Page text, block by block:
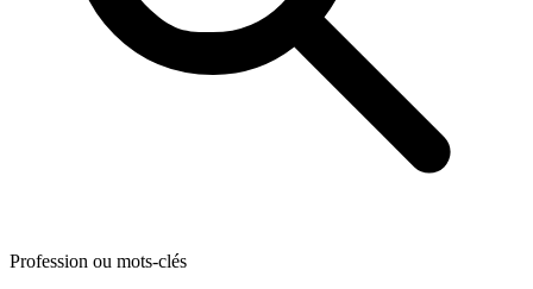
Profession ou mots-clés